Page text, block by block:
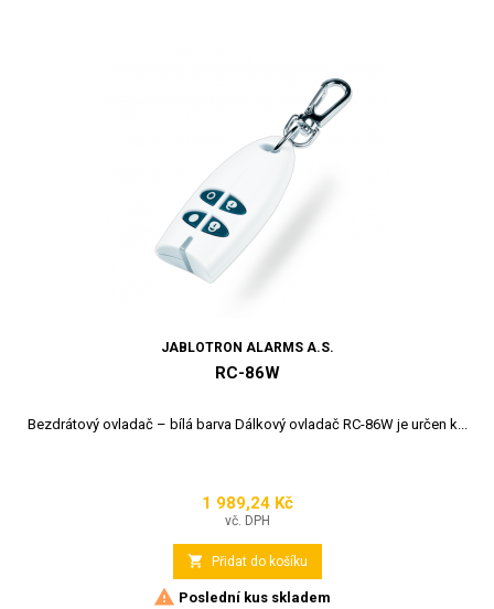
JABLOTRON ALARMS A.S.
RC-86W
Bezdrátový ovladač – bílá barva Dálkový ovladač RC-86W je určen k...
Cena
1 989,24 Kč
vč. DPH
 Přidat do košíku
 Poslední kus skladem